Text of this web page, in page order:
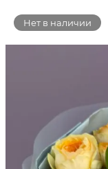
Нет в наличии